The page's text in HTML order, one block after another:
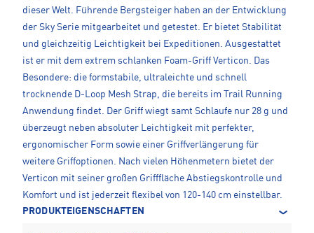
dieser Welt. Führende Bergsteiger haben an der Entwicklung
der Sky Serie mitgearbeitet und getestet. Er bietet Stabilität
und gleichzeitig Leichtigkeit bei Expeditionen. Ausgestattet
ist er mit dem extrem schlanken Foam-Griff Verticon. Das
Besondere: die formstabile, ultraleichte und schnell
trocknende D-Loop Mesh Strap, die bereits im Trail Running
Anwendung findet. Der Griff wiegt samt Schlaufe nur 28 g und
überzeugt neben absoluter Leichtigkeit mit perfekter,
ergonomischer Form sowie einer Griffverlängerung für
weitere Griffoptionen. Nach vielen Höhenmetern bietet der
Verticon mit seiner großen Grifffläche Abstiegskontrolle und
Komfort und ist jederzeit flexibel von 120-140 cm einstellbar.
PRODUKTEIGENSCHAFTEN